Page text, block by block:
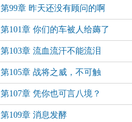
第99章 昨天还没有顾问的啊
第101章 你们的车被人给薅了
第103章 流血流汗不能流泪
第105章 战将之威，不可触
第107章 凭你也可言八境？
第109章 消息发酵